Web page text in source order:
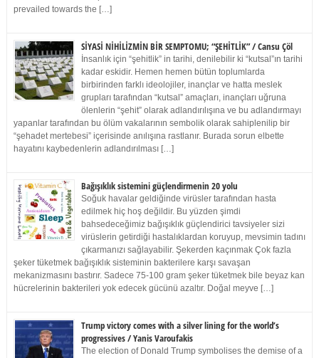
prevailed towards the […]
SİYASİ NİHİLİZMİN BİR SEMPTOMU; “ŞEHİTLİK” / Cansu Çöl
İnsanlık için “şehitlik” in tarihi, denilebilir ki “kutsal”ın tarihi
kadar eskidir. Hemen hemen bütün toplumlarda
birbirinden farklı ideolojiler, inançlar ve hatta meslek
grupları tarafından “kutsal” amaçları, inançları uğruna
ölenlerin “şehit” olarak adlandırılışına ve bu adlandırmayı
yapanlar tarafından bu ölüm vakalarının sembolik olarak sahiplenilip bir
“şehadet mertebesi” içerisinde anılışına rastlanır. Burada sorun elbette
hayatını kaybedenlerin adlandırılması […]
Bağışıklık sistemini güçlendirmenin 20 yolu
Soğuk havalar geldiğinde virüsler tarafından hasta
edilmek hiç hoş değildir. Bu yüzden şimdi
bahsedeceğimiz bağışıklık güçlendirici tavsiyeler sizi
virüslerin getirdiği hastalıklardan koruyup, mevsimin tadını
çıkarmanızı sağlayabilir. Şekerden kaçınmak Çok fazla
şeker tüketmek bağışıklık sisteminin bakterilere karşı savaşan
mekanizmasını bastırır. Sadece 75-100 gram şeker tüketmek bile beyaz kan
hücrelerinin bakterileri yok edecek gücünü azaltır. Doğal meyve […]
Trump victory comes with a silver lining for the world’s
progressives / Yanis Varoufakis
The election of Donald Trump symbolises the demise of a